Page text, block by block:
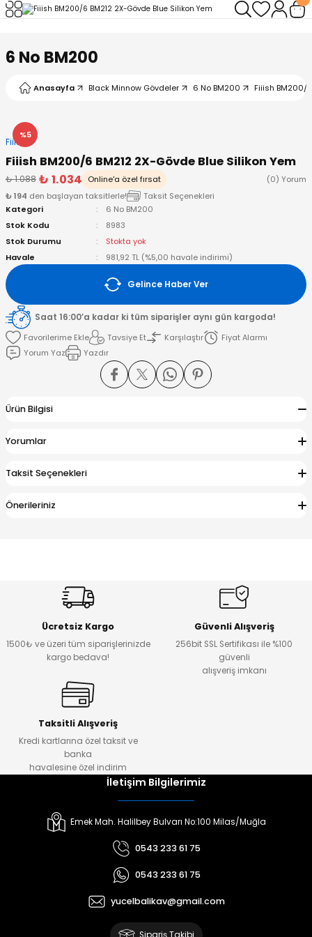
6 No BM200
Anasayfa Black Minnow Gövdeler 6 No BM200 Fiiish BM200/
%5
Fiiish
Fiiish BM200/6 BM212 2X-Gövde Blue Silikon Yem
₺ 1.088 ₺ 1.034 Online'a özel fırsat
(0) Yorum
₺ 194 den başlayan taksitlerle!
Taksit Seçenekleri
Kategori
6 No BM200
Stok Kodu
8983
Stok Durumu
Stokta yok
Havale
981,92 TL (%5,00 havale indirimi)
Gelince Haber Ver
Saat 16:00’a kadar ki tüm siparişler aynı gün kargoda!
Tavsiye Et
Karşılaştır
Fiyat Alarmı
Yorum Yaz
Yazdır
Ürün Bilgisi
Yorumlar
Taksit Seçenekleri
Önerileriniz
Ücretsiz Kargo
1500₺ ve üzeri tüm siparişlerinizde
kargo bedava!
Güvenli Alışveriş
256bit SSL Sertifikası ile %100
güvenli
alışveriş imkanı
Taksitli Alışveriş
Kredi kartlarına özel taksit ve
banka
havalesine özel indirim
İletişim Bilgilerimiz
Emek Mah. Halilbey Bulvarı No:100 Milas/Muğla
0543 233 61 75
0543 233 61 75
yucelbalikav@gmail.com
Sipariş Takibi
Geri Dön
Makineleri
Geri Dön
Kamışlar
Geri Dön
Misinalar
Misinalar
Geri Dön
- Klips
Halka
Geri Dön
Geri Dön
& El Feneri